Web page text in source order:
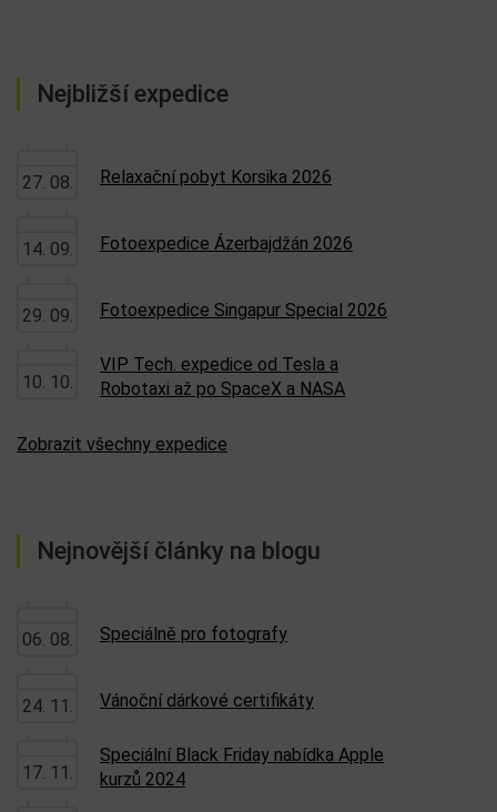
Nejbližší expedice
27. 08. Relaxační pobyt Korsika 2026
14. 09. Fotoexpedice Ázerbajdžán 2026
29. 09. Fotoexpedice Singapur Special 2026
10. 10.
VIP Tech. expedice od Tesla a
Robotaxi až po SpaceX a NASA
Zobrazit všechny expedice
Nejnovější články na blogu
06. 08. Speciálně pro fotografy
24. 11. Vánoční dárkové certifikáty
17. 11.
Speciální Black Friday nabídka Apple
kurzů 2024